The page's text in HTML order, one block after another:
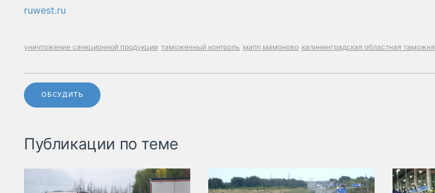
ruwest.ru
уничтожение санкционной продукции таможенный контроль мапп мамоново калининградская областная таможня
ОБСУДИТЬ
Публикации по теме